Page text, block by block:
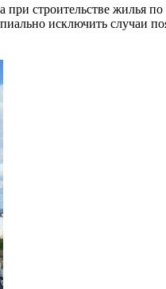
строительстве жилья по
исключить случаи